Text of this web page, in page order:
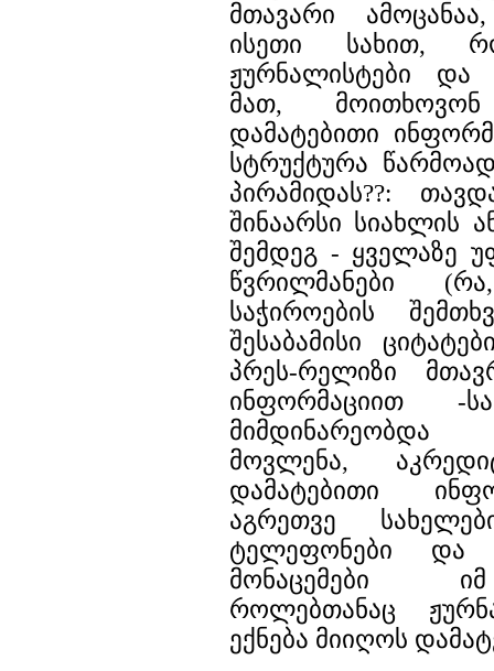
მთავარი
ისეთი სახით,
ჟურნალისტები და
მათ,
დამატებითი
სტრუქტურა
პირამიდას??:
შინაარსი სიახლის
შემდეგ - ყველაზე
წვრილმანები
საჭიროების
შესაბამისი
პრეს-რელიზი
ინფორმაციით
მოვლენა,
დამატებითი
აგრეთვე
ტელეფონები და
მონაცემები
როლებთანაც
ექნება მიიღოს